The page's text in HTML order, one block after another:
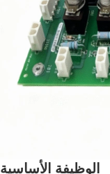
الوظيفة الأساسية